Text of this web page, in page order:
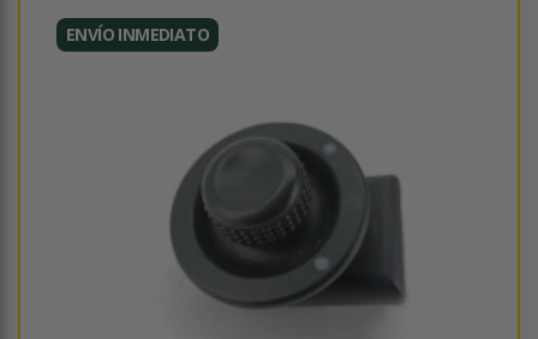
ENVÍO INMEDIATO